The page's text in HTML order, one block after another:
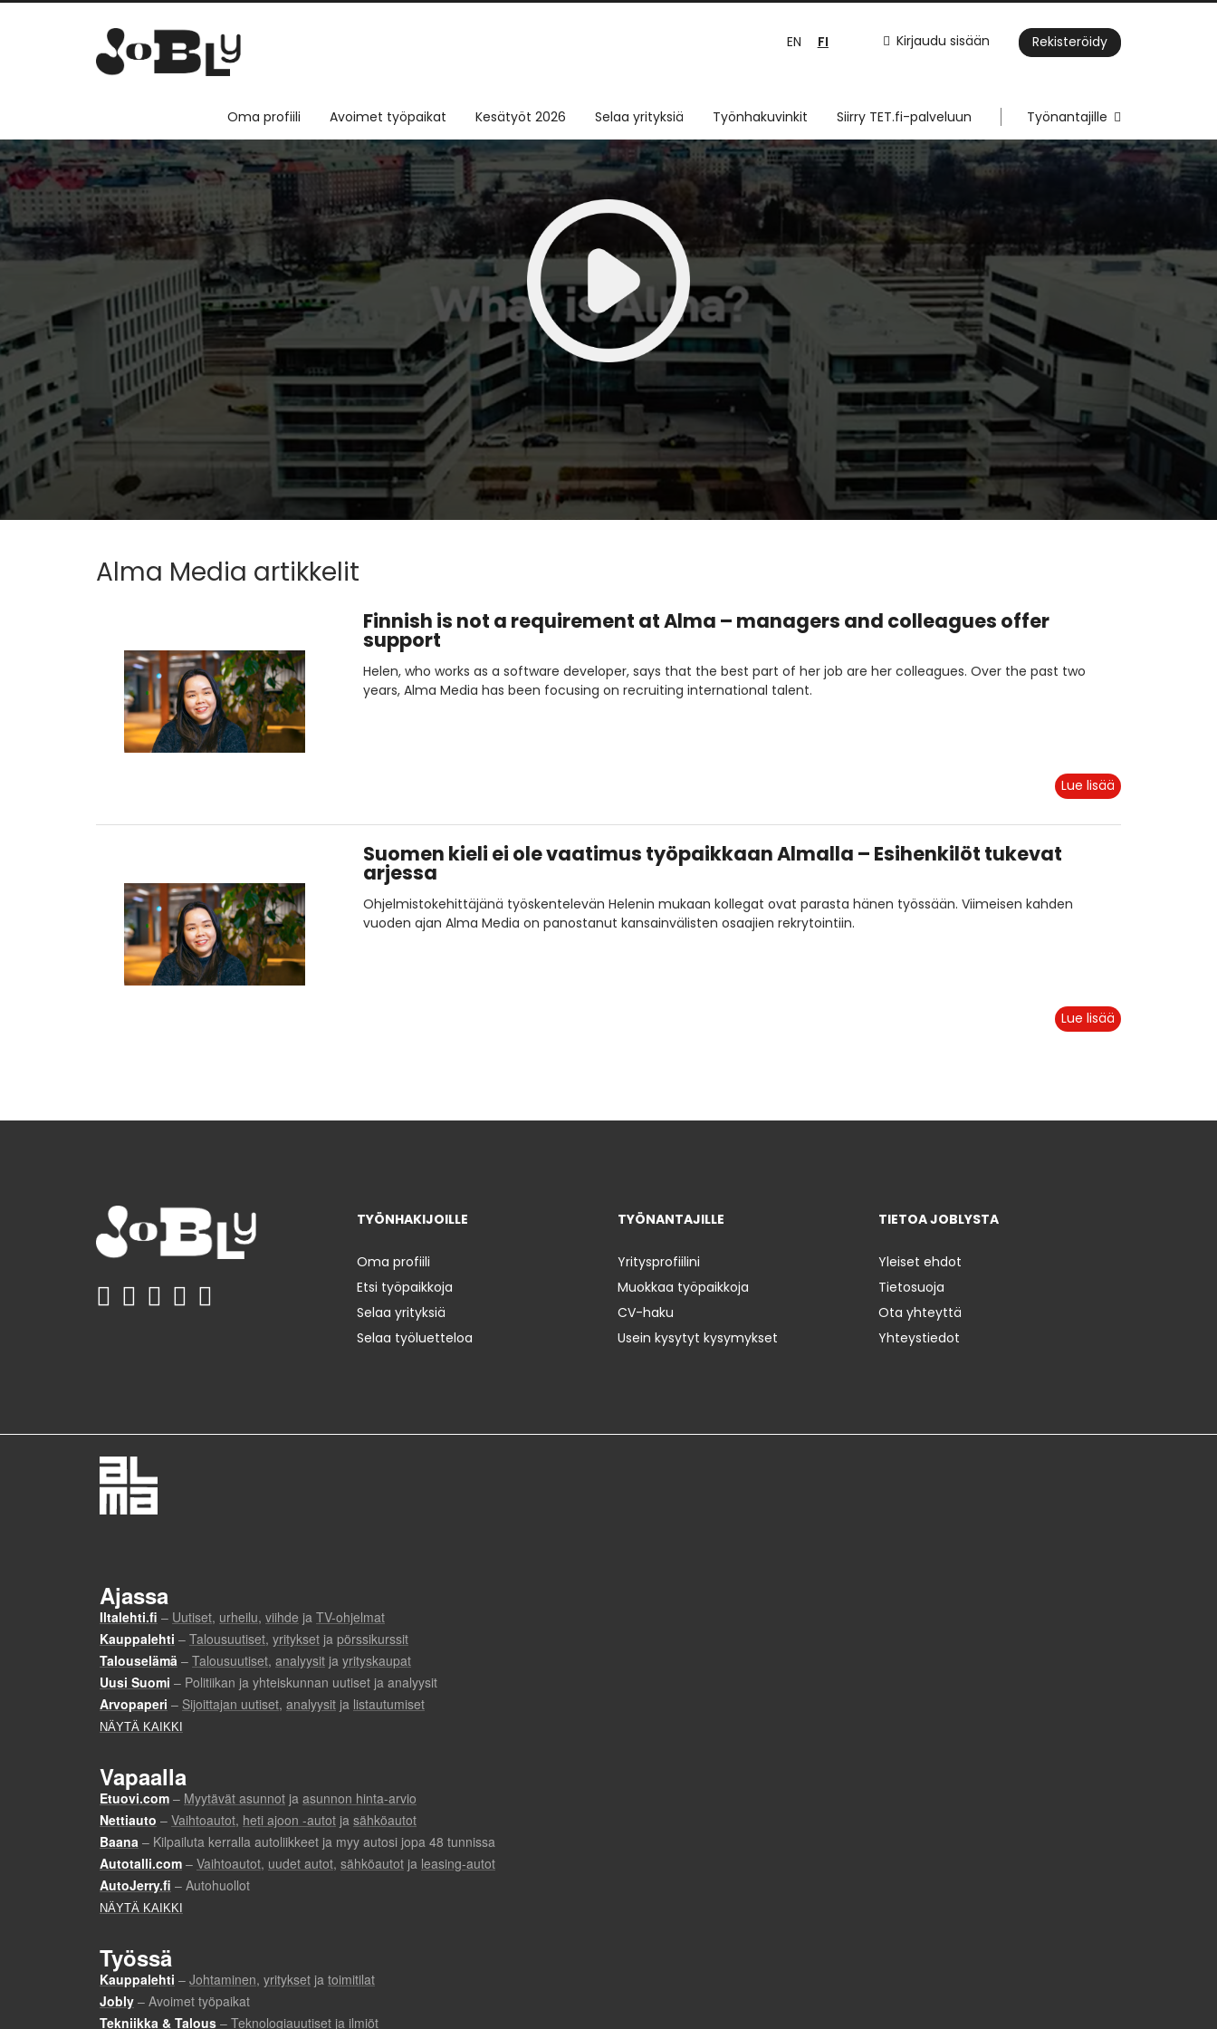
Kirjaudu sisään Rekisteröidy
EN FI
Oma profiili Avoimet työpaikat Kesätyöt 2026 Selaa yrityksiä Työnhakuvinkit Siirry TET.fi-palveluun Työnantajille
Alma Media artikkelit
Finnish is not a requirement at Alma – managers and colleagues offer
support
Helen, who works as a software developer, says that the best part of her job are her colleagues. Over the past two
years, Alma Media has been focusing on recruiting international talent.
Lue lisää
Suomen kieli ei ole vaatimus työpaikkaan Almalla – Esihenkilöt tukevat
arjessa
Ohjelmistokehittäjänä työskentelevän Helenin mukaan kollegat ovat parasta hänen työssään. Viimeisen kahden
vuoden ajan Alma Media on panostanut kansainvälisten osaajien rekrytointiin.
Lue lisää
TYÖNHAKIJOILLE
Oma profiili
Etsi työpaikkoja
Selaa yrityksiä
Selaa työluetteloa
TYÖNANTAJILLE
Yritysprofiilini
Muokkaa työpaikkoja
CV-haku
Usein kysytyt kysymykset
TIETOA JOBLYSTA
Yleiset ehdot
Tietosuoja
Ota yhteyttä
Yhteystiedot